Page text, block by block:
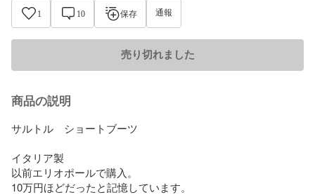
1 10 保存 通報
売り切れました
商品の説明
サルトル　ショートブーツ
イタリア製
以前エリオポールで購入。
10万円ほどだったと記憶しています。